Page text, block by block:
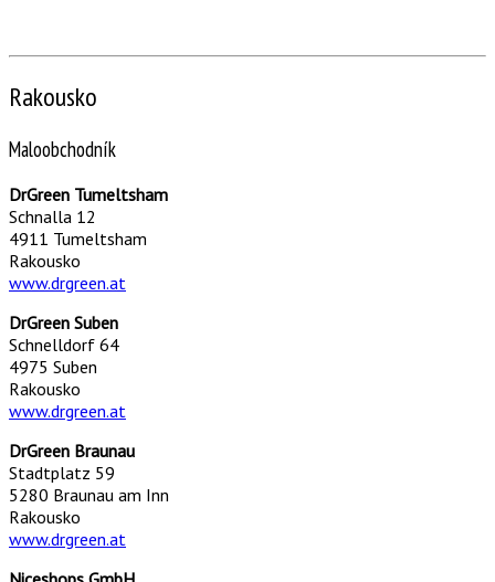
Rakousko
Maloobchodník
DrGreen Tumeltsham
Schnalla 12
4911 Tumeltsham
Rakousko
www.drgreen.at
DrGreen Suben
Schnelldorf 64
4975 Suben
Rakousko
www.drgreen.at
DrGreen Braunau
Stadtplatz 59
5280 Braunau am Inn
Rakousko
www.drgreen.at